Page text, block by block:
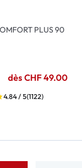
PLUS 90
dès CHF 49.00
4.84 / 5(1122)